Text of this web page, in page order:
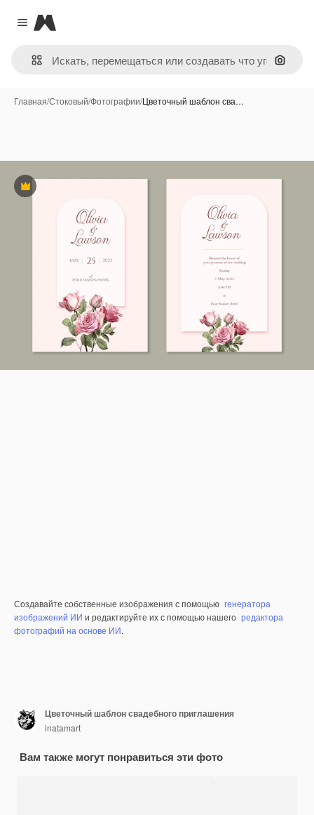
Close menu
Magnific
Поиск
Главная/Стоковый/Фотографии/Цветочный шаблон сва…
Премиум
Создавайте собственные изображения с помощью генератора
изображений ИИ и редактируйте их с помощью нашего редактора
фотографий на основе ИИ.
Цветочный шаблон свадебного приглашения
inatamart
Вам также могут понравиться эти фото